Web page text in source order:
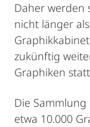
Daher werden
nicht länger
zukünftig
Graphiken
Die
etwa 10.000